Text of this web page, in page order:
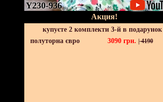
Y230-936
Акция!
купуєте 2 комплекти 3-й в подарунок
полуторна євро
3090 грн. |4190